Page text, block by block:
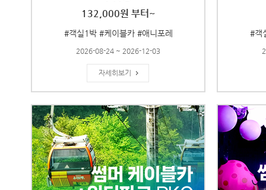
132,000원 부터~
#객실1박 #케이블카 #애니포레
2026-08-24 ~ 2026-12-03
자세히보기
#객